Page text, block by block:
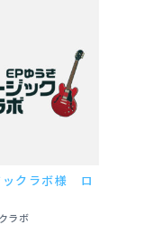
ックラボ様 ロ
ラボ